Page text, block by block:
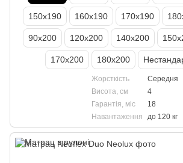
150х190 160х190 170х190
90х200 120х200 140х200
170х200 180х200
Жорсткість
Середня
Висота, см
4
Гарантія, міс
18
Навантаження
до 120 кг